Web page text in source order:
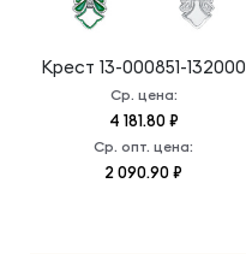
Крест 13-000851-132000
Ср. цена:
4 181.80 ₽
Ср. опт. цена:
2 090.90 ₽